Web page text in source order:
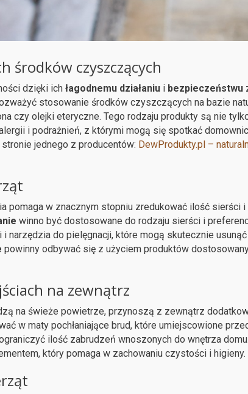
środków czyszczących
dzięki ich łagodnemu działaniui bezpieczeństwu
stosowanie środków czyszczących na bazie
czy olejki eteryczne. Tego rodzaju produkty są nie
i podrażnień, z którymi mogą się spotkać
jednego z producentów: DewProdukty.pl –
pomaga w znacznym stopniu zredukować ilość sierści
winno być dostosowane do rodzaju sierści i
do pielęgnacji, które mogą skutecznie
powinny odbywać się z użyciem produktów
na zewnątrz
na świeże powietrze, przynoszą z zewnątrz
w maty pochłaniające brud, które umiejscowione
ilość zabrudzeń wnoszonych do wnętrza domu.
który pomaga w zachowaniu czystości i higieny.